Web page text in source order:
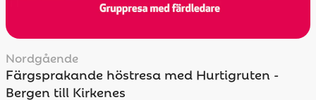
Nordgående
Färgsprakande höstresa med Hurtigruten -
Bergen till Kirkenes